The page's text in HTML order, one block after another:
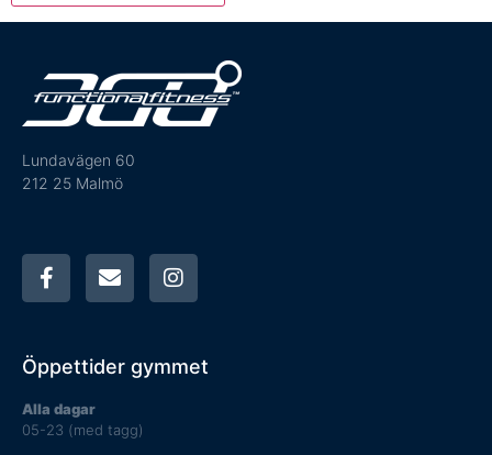
Lundavägen 60
212 25 Malmö
Öppettider gymmet
Alla dagar
05-23 (med tagg)